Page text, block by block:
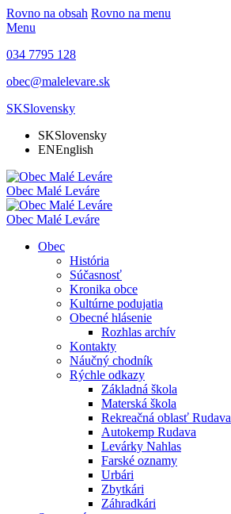
Rovno na obsah Rovno na menu
Menu
034 7795 128
obec@malelevare.sk
SKSlovensky
SKSlovensky
ENEnglish
Obec Malé Leváre
Obec Malé Leváre
Obec
História
Súčasnosť
Kronika obce
Kultúrne podujatia
Obecné hlásenie
Rozhlas archív
Kontakty
Náučný chodník
Rýchle odkazy
Základná škola
Materská škola
Rekreačná oblasť Rudava
Autokemp Rudava
Levárky Nahlas
Farské oznamy
Urbári
Zbytkári
Záhradkári